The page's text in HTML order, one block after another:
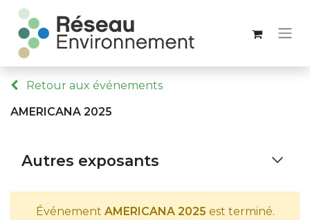
Retour aux événements
AMERICANA 2025
Autres exposants
Événement AMERICANA 2025 est terminé.